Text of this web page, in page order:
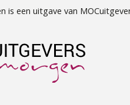
is een uitgave van